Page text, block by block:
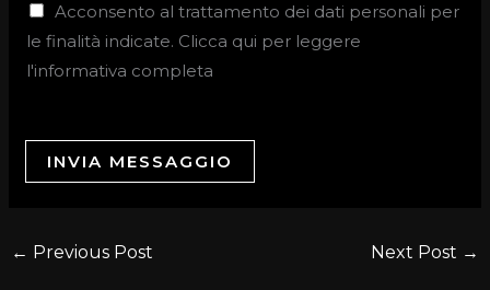
Acconsento al trattamento dei dati personali per
le finalità indicate. Clicca qui per leggere
l'informativa completa
INVIA MESSAGGIO
← Previous Post Next Post →